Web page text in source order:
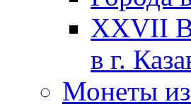
XXVII
в г.
Монеты из